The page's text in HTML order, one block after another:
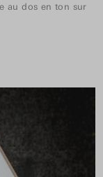
au dos en ton sur